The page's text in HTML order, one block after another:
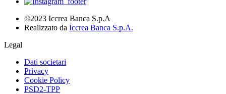
©2023 Iccrea Banca S.p.A
Realizzato da Iccrea Banca S.p.A.
Legal
Dati societari
Privacy
Cookie Policy
PSD2-TPP